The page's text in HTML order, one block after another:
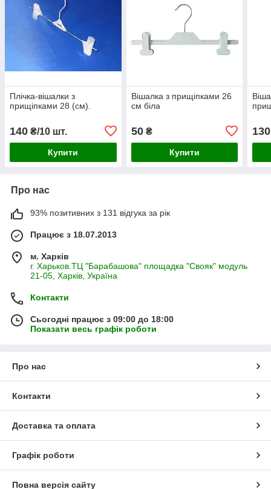
Плічка-вішалки з
прищіпками 28 (см).
140 ₴/10 шт.
Купити
Вішалка з прищіпками 26
см біла
50₴
Купити
130
Про нас
93% позитивних з 131 відгука за рік
Працює з 18.07.2013
м. Харків
г. Харьков.ТЦ "Барабашова" площадка "Свояк" модуль
21-05, Харків, Україна
Контакти
Сьогодні працює з 09:00 до 18:00
Показати весь графік роботи
Про нас
Контакти
Доставка та оплата
Графік роботи
Повна версія сайту